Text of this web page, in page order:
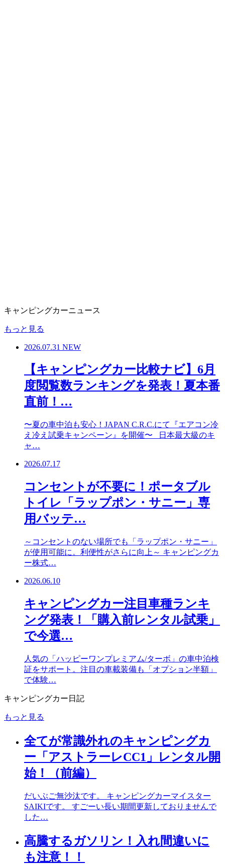
キャンピングカーニュース
もっと見る
2026.07.31 NEW
【キャンピングカー比較ナビ】6月
度閲覧数ランキングを発表！夏本番
直前！…
〜夏の車中泊も安心！JAPAN C.R.C.にて『エアコン冷
え冷え試乗キャンペーン』を開催〜 日本最大級のキ
ャ…
2026.07.17
コンセントが不要に！ポータブル
トイレ「ラップポン・サニー」専
用バッテ…
～コンセントのない場所でも「ラップポン・サニー」
が使用可能に。利便性がさらに向上～ キャンピングカ
ー株式…
2026.06.10
キャンピングカー注目車種ランキ
ング発表！「購入前レンタル試乗」
で今選…
人気の「ハッピーワンプレミアム/ターボ」の車中泊検
証をサポート。注目の車載装備も「オプション半額」
で体験…
キャンピングカー日記
もっと見る
全てが常識外れのキャンピングカ
ー「アストラーレCC1」レンタル開
始！（前編）
だいぶご無沙汰です。 キャンピングカーマイスター
SAIKIです。 すごーい長い期間更新しておりませんで
した…
高騰するガソリン！入れ間違いに
も注意！！